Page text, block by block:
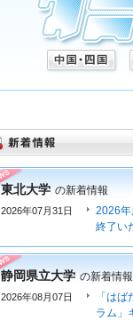
東北大学 の新着情報
2026年07月31日
2026年
終了い
静岡県立大学 の新着情報
2026年08月07日
「は
ラム」